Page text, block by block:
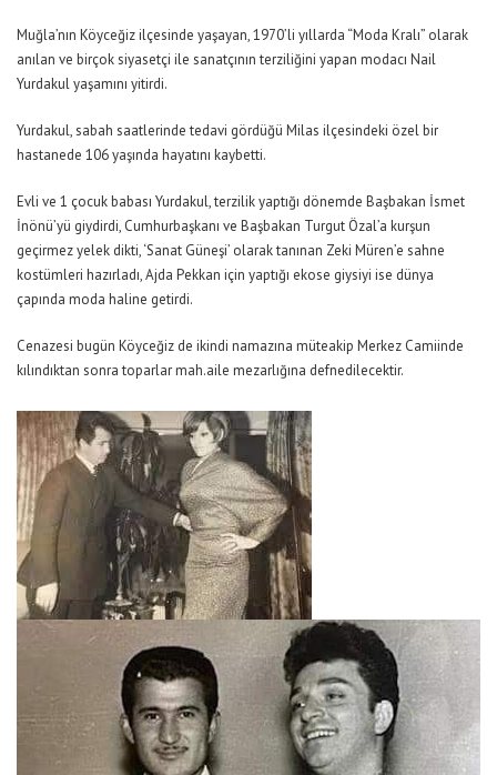
Muğla’nın Köyceğiz ilçesinde yaşayan, 1970’li yıllarda “Moda Kralı” olarak
anılan ve birçok siyasetçi ile sanatçının terziliğini yapan modacı Nail
Yurdakul yaşamını yitirdi.
Yurdakul, sabah saatlerinde tedavi gördüğü Milas ilçesindeki özel bir
hastanede 106 yaşında hayatını kaybetti.
Evli ve 1 çocuk babası Yurdakul, terzilik yaptığı dönemde Başbakan İsmet
İnönü’yü giydirdi, Cumhurbaşkanı ve Başbakan Turgut Özal’a kurşun
geçirmez yelek dikti, ‘Sanat Güneşi’ olarak tanınan Zeki Müren’e sahne
kostümleri hazırladı, Ajda Pekkan için yaptığı ekose giysiyi ise dünya
çapında moda haline getirdi.
Cenazesi bugün Köyceğiz de ikindi namazına müteakip Merkez Camiinde
kılındıktan sonra toparlar mah.aile mezarlığına defnedilecektir.